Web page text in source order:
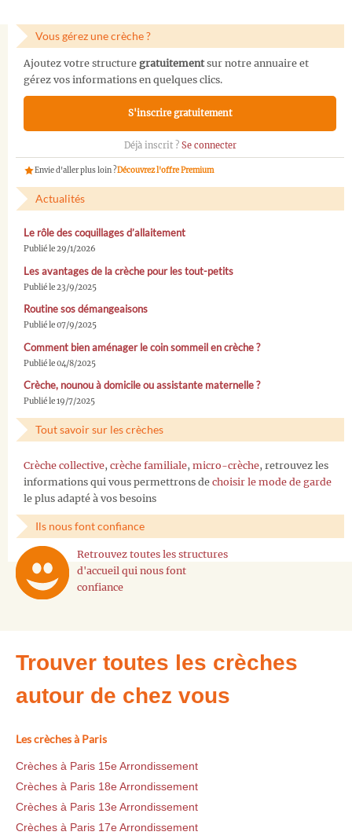
Vous gérez une crèche ?
Ajoutez votre structure gratuitementsur notre annuaire et
gérez vos informations en quelques clics.
S'inscrire gratuitement
Déjà inscrit ? Se connecter
Envie d'aller plus loin ?Découvrez l'offre Premium
Actualités
Le rôle des coquillages d’allaitement
Publié le 29/1/2026
Les avantages de la crèche pour les tout-petits
Publié le 23/9/2025
Routine sos démangeaisons
Publié le 07/9/2025
Comment bien aménager le coin sommeil en crèche ?
Publié le 04/8/2025
Crèche, nounou à domicile ou assistante maternelle ?
Publié le 19/7/2025
Tout savoir sur les crèches
Crèche collective, crèche familiale, micro-crèche, retrouvez les
informations qui vous permettrons de choisir le mode de garde
le plus adapté à vos besoins
Ils nous font confiance
Retrouvez toutes les structures
d'accueil qui nous font
confiance
Trouver toutes les crèches
autour de chez vous
Les crèches à Paris
Crèches à Paris 15e Arrondissement
Crèches à Paris 18e Arrondissement
Crèches à Paris 13e Arrondissement
Crèches à Paris 17e Arrondissement